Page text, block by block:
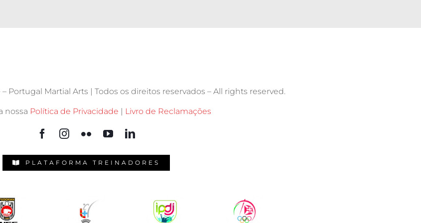
Portugal Martial Arts | Todos os direitos reservados – All rights reserved.
nossa Política de Privacidade | Livro de Reclamações
PLATAFORMA TREINADORES